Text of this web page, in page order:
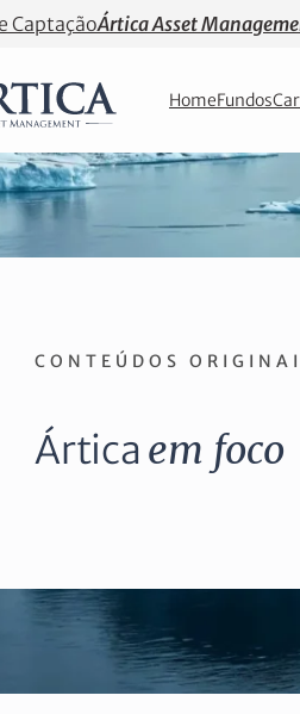
CaptaçãoÁrtica Asset
HomeFundos
CONTEÚDOS
Ártica em foco